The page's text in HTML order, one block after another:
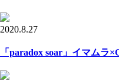
2020.8.27
「paradox soar」イマムラ